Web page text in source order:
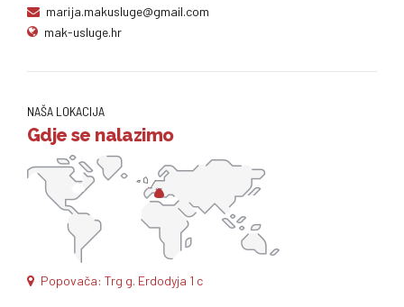
marija.makusluge@gmail.com
mak-usluge.hr
NAŠA LOKACIJA
Gdje se nalazimo
Popovača: Trg g. Erdodyja 1 c